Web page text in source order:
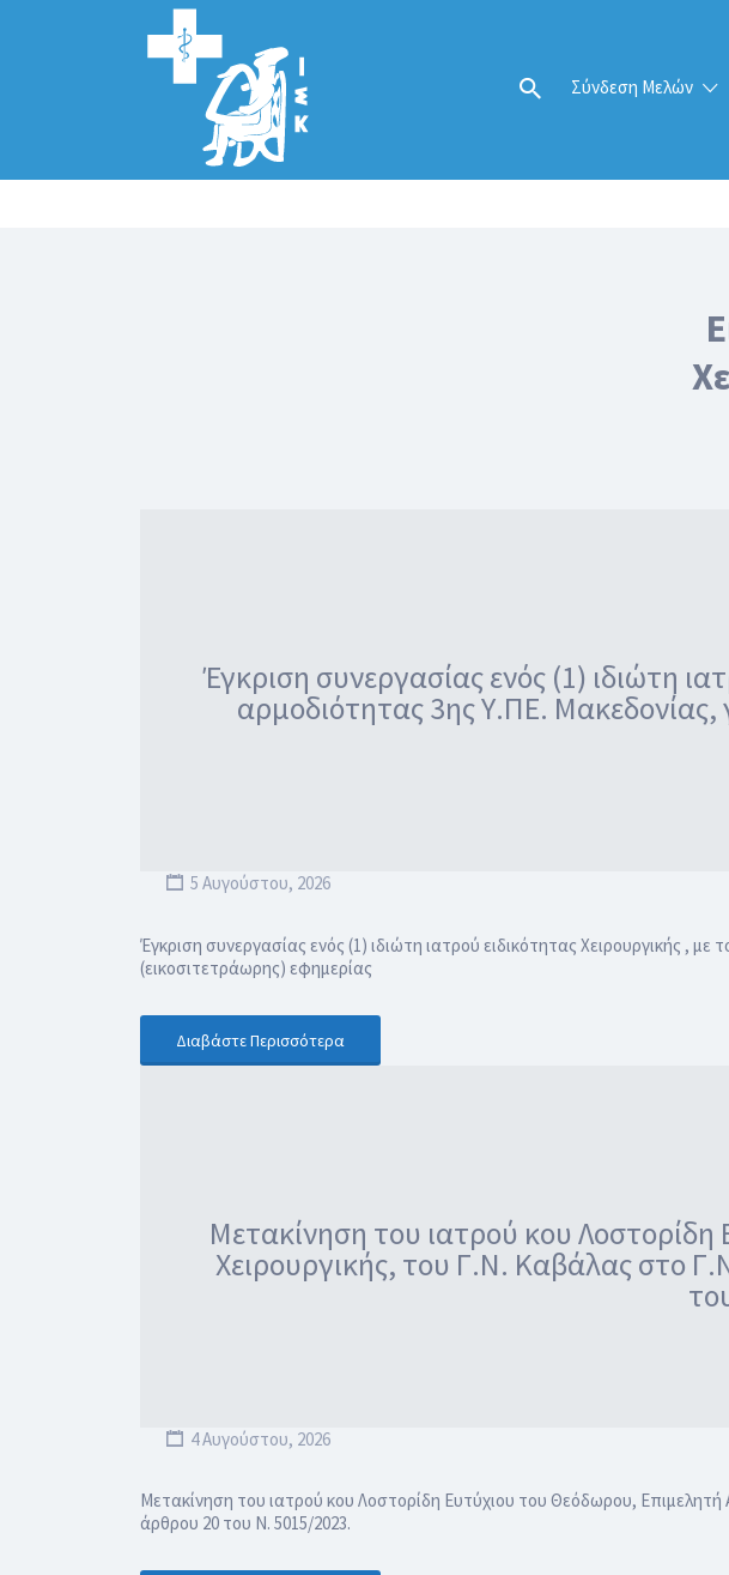
Σύνδεση Μελών
Αναζήτηση
για:
Έγκριση συνεργασίας ενός (1) ιδιώτη
αρμοδιότητας 3ης Υ.ΠΕ.
5 Αυγούστου, 2026
Έγκριση συνεργασίας ενός (1) ιδιώτη ιατρού ειδικότητας Χειρουργικής ,
(εικοσιτετράωρης) εφημερίας
Διαβάστε Περισσότερα
Μετακίνηση του ιατρού κου
Χειρουργικής, του Γ.Ν. Καβάλας στο
4 Αυγούστου, 2026
Μετακίνηση του ιατρού κου Λοστορίδη Ευτύχιου του Θεόδωρου,
άρθρου 20 του Ν. 5015/2023.